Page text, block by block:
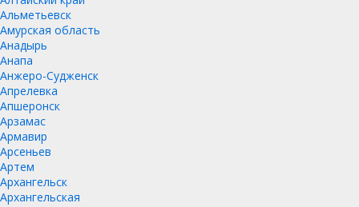
Альметьевск
Амурская область
Анадырь
Анапа
Анжеро-Судженск
Апрелевка
Апшеронск
Арзамас
Армавир
Арсеньев
Артем
Архангельск
Архангельская